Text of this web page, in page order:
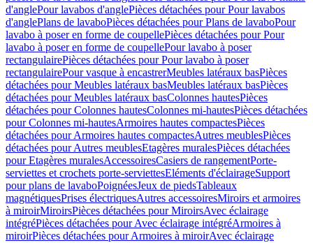
d'anglePour lavabos d'anglePièces détachées pour Pour lavabos
d'anglePlans de lavaboPièces détachées pour Plans de lavaboPour
lavabo à poser en forme de coupellePièces détachées pour Pour
lavabo à poser en forme de coupellePour lavabo à poser
rectangulairePièces détachées pour Pour lavabo à poser
rectangulairePour vasque à encastrerMeubles latéraux basPièces
détachées pour Meubles latéraux basMeubles latéraux basPièces
détachées pour Meubles latéraux basColonnes hautesPièces
détachées pour Colonnes hautesColonnes mi-hautesPièces détachées
pour Colonnes mi-hautesArmoires hautes compactesPièces
détachées pour Armoires hautes compactesAutres meublesPièces
détachées pour Autres meublesEtagères muralesPièces détachées
pour Etagères muralesAccessoiresCasiers de rangementPorte-
serviettes et crochets porte-serviettesEléments d'éclairageSupport
pour plans de lavaboPoignéesJeux de piedsTableaux
magnétiquesPrises électriquesAutres accessoiresMiroirs et armoires
à miroirMiroirsPièces détachées pour MiroirsAvec éclairage
intégréPièces détachées pour Avec éclairage intégréArmoires à
miroirPièces détachées pour Armoires à miroirAvec éclairage